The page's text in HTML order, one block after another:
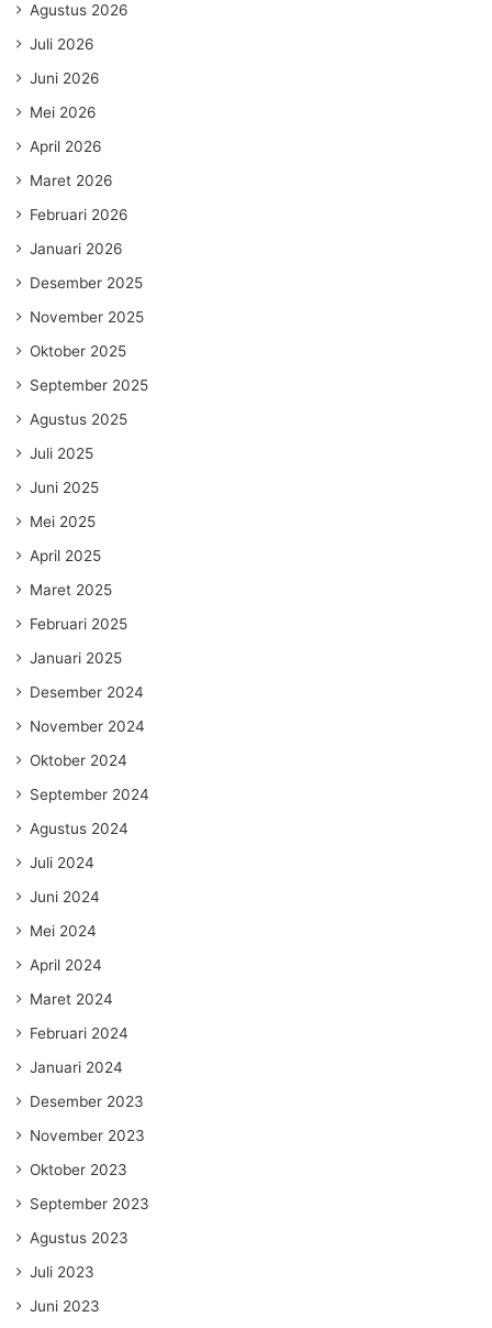
Agustus 2026
Juli 2026
Juni 2026
Mei 2026
April 2026
Maret 2026
Februari 2026
Januari 2026
Desember 2025
November 2025
Oktober 2025
September 2025
Agustus 2025
Juli 2025
Juni 2025
Mei 2025
April 2025
Maret 2025
Februari 2025
Januari 2025
Desember 2024
November 2024
Oktober 2024
September 2024
Agustus 2024
Juli 2024
Juni 2024
Mei 2024
April 2024
Maret 2024
Februari 2024
Januari 2024
Desember 2023
November 2023
Oktober 2023
September 2023
Agustus 2023
Juli 2023
Juni 2023